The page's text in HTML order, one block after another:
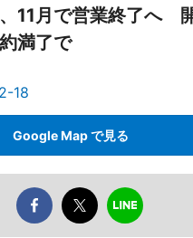
11月で営業終了へ
満了で
18
Google Map で見る